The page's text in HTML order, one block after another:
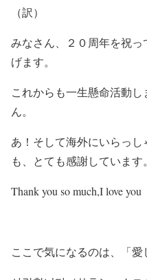
（訳）
みなさん、２０周年を祝
げます。
これからも一生懸命活動
ん。
あ！そして海外にいらっ
も、とても感謝しています。
Thank you so much,I love you
ここで気になるのは、「